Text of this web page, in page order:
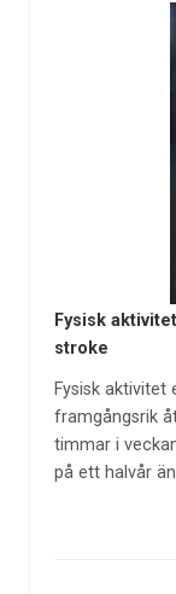
Fysisk
stroke
Fysisk
framgångsrik
timmar i
på ett halvår